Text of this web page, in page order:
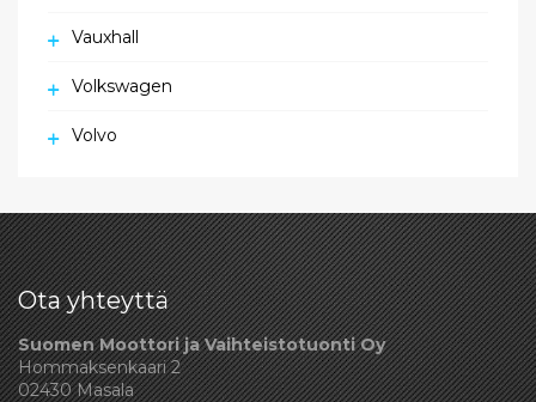
Vauxhall
Volkswagen
Volvo
Ota yhteyttä
Suomen Moottori ja Vaihteistotuonti Oy
Hommaksenkaari 2
02430 Masala